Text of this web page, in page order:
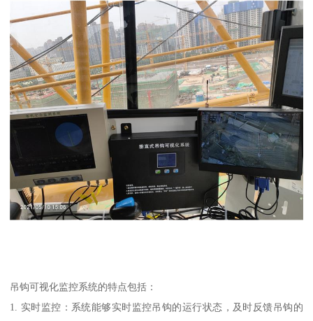
吊钩可视化监控系统的特点包括：
1. 实时监控：系统能够实时监控吊钩的运行状态，及时反馈吊钩的